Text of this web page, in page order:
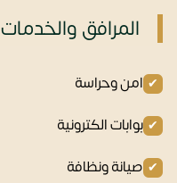
المرافق والخدمات
امن وحراسة
بوابات الكترونية
صيانة ونظافة